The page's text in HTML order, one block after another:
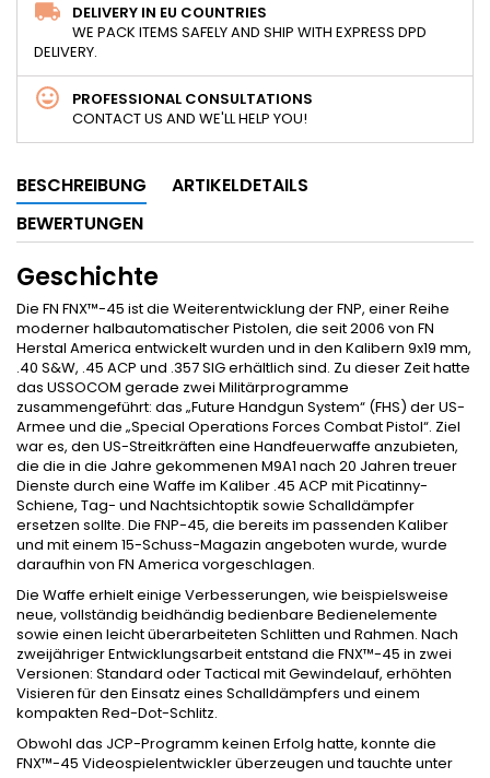
DELIVERY IN EU COUNTRIES
WE PACK ITEMS SAFELY AND SHIP WITH EXPRESS DPD
DELIVERY.
PROFESSIONAL CONSULTATIONS
CONTACT US AND WE'LL HELP YOU!
BESCHREIBUNG
ARTIKELDETAILS
BEWERTUNGEN
Geschichte
Die FN FNX™-45 ist die Weiterentwicklung der FNP, einer Reihe
moderner halbautomatischer Pistolen, die seit 2006 von FN
Herstal America entwickelt wurden und in den Kalibern 9x19 mm,
.40 S&W, .45 ACP und .357 SIG erhältlich sind. Zu dieser Zeit hatte
das USSOCOM gerade zwei Militärprogramme
zusammengeführt: das „Future Handgun System“ (FHS) der US-
Armee und die „Special Operations Forces Combat Pistol“. Ziel
war es, den US-Streitkräften eine Handfeuerwaffe anzubieten,
die die in die Jahre gekommenen M9A1 nach 20 Jahren treuer
Dienste durch eine Waffe im Kaliber .45 ACP mit Picatinny-
Schiene, Tag- und Nachtsichtoptik sowie Schalldämpfer
ersetzen sollte. Die FNP-45, die bereits im passenden Kaliber
und mit einem 15-Schuss-Magazin angeboten wurde, wurde
daraufhin von FN America vorgeschlagen.
Die Waffe erhielt einige Verbesserungen, wie beispielsweise
neue, vollständig beidhändig bedienbare Bedienelemente
sowie einen leicht überarbeiteten Schlitten und Rahmen. Nach
zweijähriger Entwicklungsarbeit entstand die FNX™-45 in zwei
Versionen: Standard oder Tactical mit Gewindelauf, erhöhten
Visieren für den Einsatz eines Schalldämpfers und einem
kompakten Red-Dot-Schlitz.
Obwohl das JCP-Programm keinen Erfolg hatte, konnte die
FNX™-45 Videospielentwickler überzeugen und tauchte unter